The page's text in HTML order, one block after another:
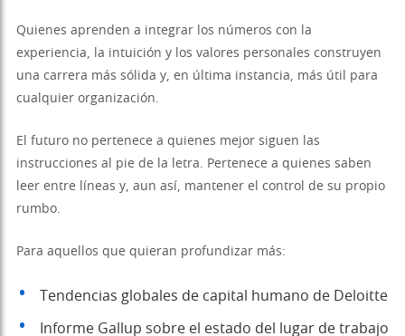
Quienes aprenden a integrar los números con la
experiencia, la intuición y los valores personales construyen
una carrera más sólida y, en última instancia, más útil para
cualquier organización.
El futuro no pertenece a quienes mejor siguen las
instrucciones al pie de la letra. Pertenece a quienes saben
leer entre líneas y, aun así, mantener el control de su propio
rumbo.
Para aquellos que quieran profundizar más:
Tendencias globales de capital humano de Deloitte
Informe Gallup sobre el estado del lugar de trabajo